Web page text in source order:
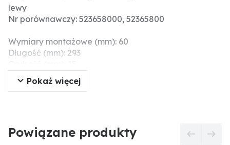
lewy
Nr porównawczy: 523658000, 52365800
Wymiary montażowe (mm): 60
Długość (mm): 293
Ø otworu (mm): 7.5
Pokaż więcej
Powiązane produkty